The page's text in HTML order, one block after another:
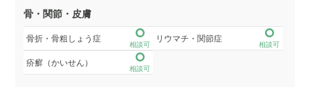
骨・関節・皮膚
骨折・骨粗しょう症
相談可
リウマチ・関節症
相談可
疥癬（かいせん）
相談可